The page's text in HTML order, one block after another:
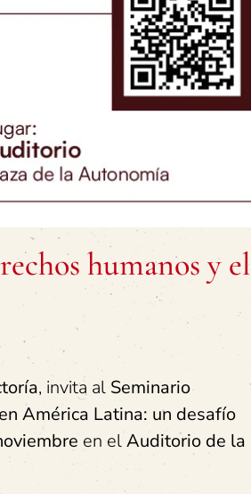
humanos y el
, invita al Seminario
América Latina: un desafío
en elAuditorio de la